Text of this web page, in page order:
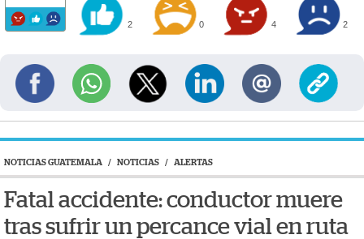
2 0 4 2
NOTICIAS GUATEMALA / NOTICIAS / ALERTAS
Fatal accidente: conductor muere
tras sufrir un percance vial en ruta